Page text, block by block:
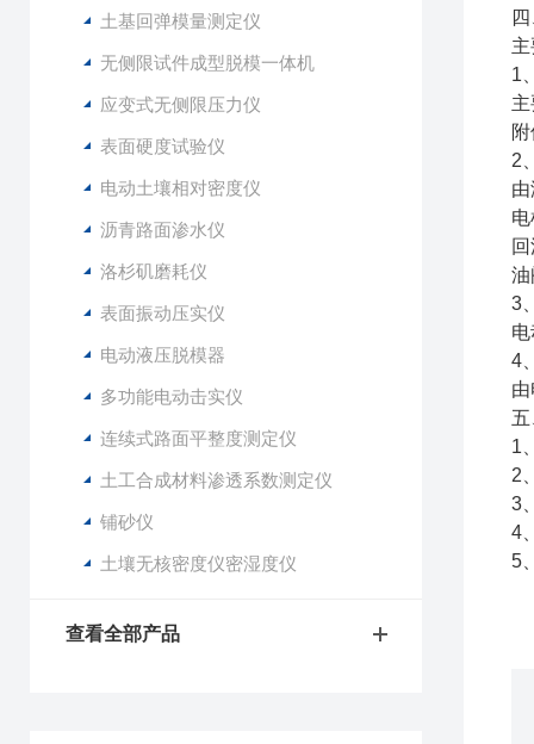
土基回弹模量测定仪
无侧限试件成型脱模一体机
应变式无侧限压力仪
表面硬度试验仪
电动土壤相对密度仪
沥青路面渗水仪
洛杉矶磨耗仪
表面振动压实仪
电动液压脱模器
多功能电动击实仪
连续式路面平整度测定仪
土工合成材料渗透系数测定仪
铺砂仪
土壤无核密度仪密湿度仪
查看全部产品
1
2
油
3
4
1
2
3
4
5